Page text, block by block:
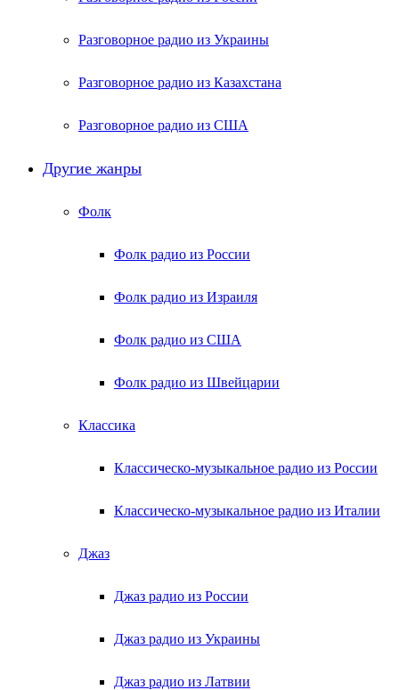
Разговорное радио из Украины
Разговорное радио из Казахстана
Разговорное радио из США
Другие жанры
Фолк
Фолк радио из России
Фолк радио из Израиля
Фолк радио из США
Фолк радио из Швейцарии
Классика
Классическо-музыкальное радио из России
Классическо-музыкальное радио из Италии
Джаз
Джаз радио из России
Джаз радио из Украины
Джаз радио из Латвии